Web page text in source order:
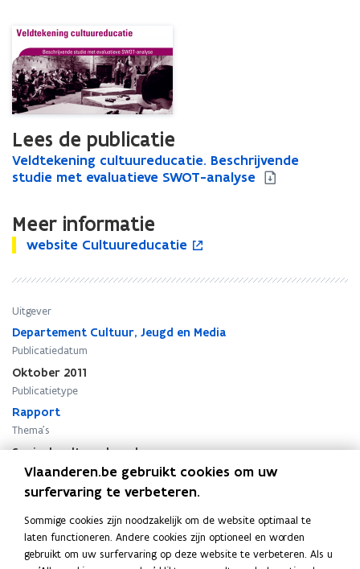
Lees de publicatie
V
e
t
e
i
n
g
u
l
t
u
u
Veldtekening cultuureducatie. Beschrijvende
studie met evaluatieve SWOT-analyse
V
e
t
e
i
n
g
u
l
t
u
u
Meer informatie
w
b
i
t
e
u
l
t
u
u
r
e
d
u
c
a
t
o
e
t
i
n
i
e
u
w
v
e
n
s
t
e
r
website Cultuureducatie
w
b
i
t
e
u
l
t
u
u
r
e
d
u
c
a
t
Uitgever
Departement Cultuur, Jeugd en Media
Publicatiedatum
Oktober 2011
Publicatietype
Rapport
Thema's
Sociaal-cultureel werk
Auteur(s)
Lode Vermeersch, Anneloes Vandenbroucke
Vlaanderen.be gebruikt cookies om uw
surfervaring te verbeteren.
Sommige cookies zijn noodzakelijk om de website optimaal te
laten functioneren. Andere cookies zijn optioneel en worden
gebruikt om uw surfervaring op deze website te verbeteren. Als u